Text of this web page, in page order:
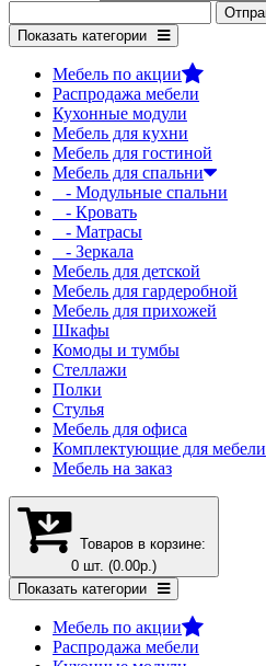
Показать категории
Мебель по акции
Распродажа мебели
Кухонные модули
Мебель для кухни
Мебель для гостиной
Мебель для спальни
- Модульные спальни
- Кровать
- Матрасы
- Зеркала
Мебель для детской
Мебель для гардеробной
Мебель для прихожей
Шкафы
Комоды и тумбы
Стеллажи
Полки
Стулья
Мебель для офиса
Комплектующие для мебели
Мебель на заказ
Товаров в корзине:
0 шт. (0.00р.)
Показать категории
Мебель по акции
Распродажа мебели